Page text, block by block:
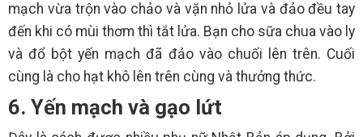
mạch vừa trộn vào chảo và vặn nhỏ lửa và đảo đều tay
đến khi có mùi thơm thì tắt lửa. Bạn cho sữa chua vào ly
và đổ bột yến mạch đã đảo vào chuối lên trên. Cuối
cùng là cho hạt khô lên trên cùng và thưởng thức.
6. Yến mạch và gạo lứt